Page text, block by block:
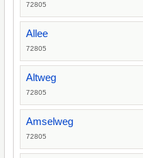
72805
Allee
72805
Altweg
72805
Amselweg
72805